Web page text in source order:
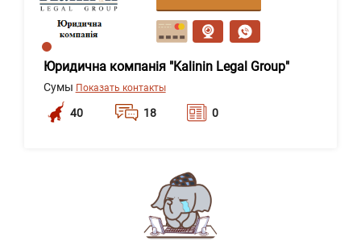
Юридична компанія "Kalinin Legal Group"
Сумы Показать контакты
40 18 0
сообщение